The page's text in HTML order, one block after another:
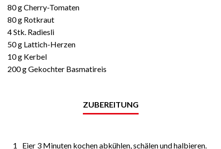
80 g Cherry-Tomaten
80 g Rotkraut
4 Stk. Radiesli
50 g Lattich-Herzen
10 g Kerbel
200 g Gekochter Basmatireis
ZUBEREITUNG
1
Eier 3 Minuten kochen abkühlen, schälen und halbieren.